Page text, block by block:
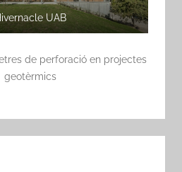
UAB
de perforació en projectes
geotèrmics